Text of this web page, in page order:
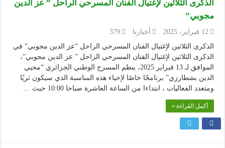
الذكرى الثلاثين لإغتيال الفنان المسرحي الراحل ” عز الدين
مجوبي”
12 فبراير، 2025 أخبارنا
379
الذكرى الثلاثين لإغتيال الفنان المسرحي الراحل “عز الدين مجوبي” في
الذكرى الثلاثين لإغتيال الفنان المسرحي الراحل ” عز الدين مجوبي”،
الموافق لـ 13 فبراير 2025، ينظم المسرح الوطني الجزائري “محيي
الدين بشطارزي” برنامجًا خاصًا لإحياء هذه المناسبة الذي سيكون ثريًا
ومتعدد الفعاليات ، ابتداءا من الساعة العاشرة صباحا 10:00 حيث …
أكمل القراءة »